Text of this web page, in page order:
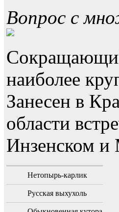
Вопрос с
наиболее
Занесен в
области
Инзенском и
Нетопырь-карлик
Русская выхухоль